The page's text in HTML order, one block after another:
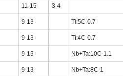
11-15 3-4
9-13 Ti:5C-0.7
9-13 Ti:4C-0.7
9-13 Nb+Ta:10C-1.1
9-13 Nb+Ta:8C-1